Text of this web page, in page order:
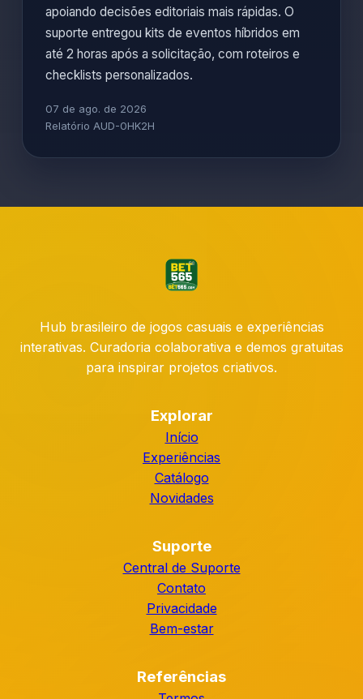
apoiando decisões editoriais mais rápidas. O
suporte entregou kits de eventos híbridos em
até 2 horas após a solicitação, com roteiros e
checklists personalizados.
07 de ago. de 2026
Relatório AUD-0HK2H
Hub brasileiro de jogos casuais e experiências
interativas. Curadoria colaborativa e demos gratuitas
para inspirar projetos criativos.
Explorar
Início
Experiências
Catálogo
Novidades
Suporte
Central de Suporte
Contato
Privacidade
Bem-estar
Referências